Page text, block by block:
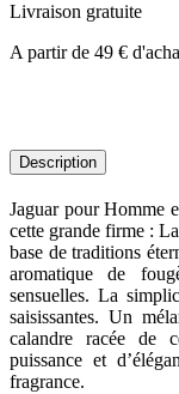
Livraison gratuite
A partir de 49 €
Description
Jaguar pour Homme
cette grande firme :
base de traditions
aromatique de
sensuelles. La
saisissantes. Un
calandre racée de
puissance et
fragrance.